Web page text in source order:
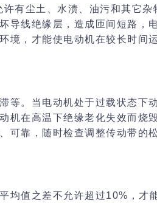
有尘土、水渍、油污和其它杂
导线绝缘层，造成匝间短路，
境 ，才能使电动机在较长时间
等。当电动机处于过载状态下
机在高温下绝缘老化失效而烧
可靠 ， 随时检查调整传动带的
均值之差不允许超过10% ，才